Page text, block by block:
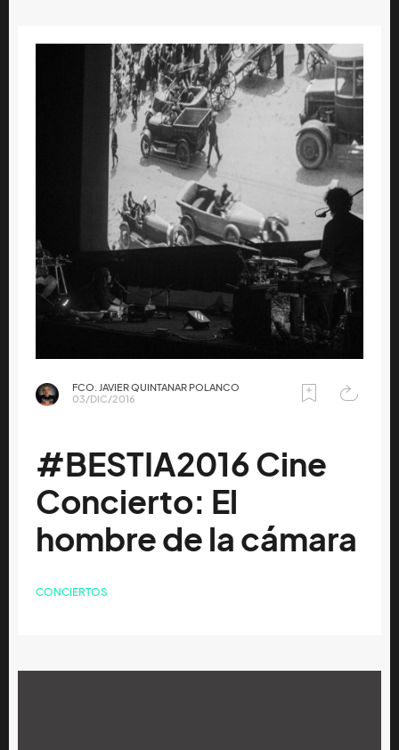
FCO. JAVIER QUINTANAR POLANCO
03/DIC/2016
#BESTIA2016 Cine
Concierto: El
hombre de la cámara
CONCIERTOS